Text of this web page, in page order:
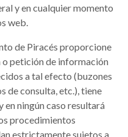
y en cualquier momento
web.
de Piracés proporcione
o petición de información
a tal efecto (buzones
de consulta, etc.), tiene
ningún caso resultará
procedimientos
estrictamente sujetos a